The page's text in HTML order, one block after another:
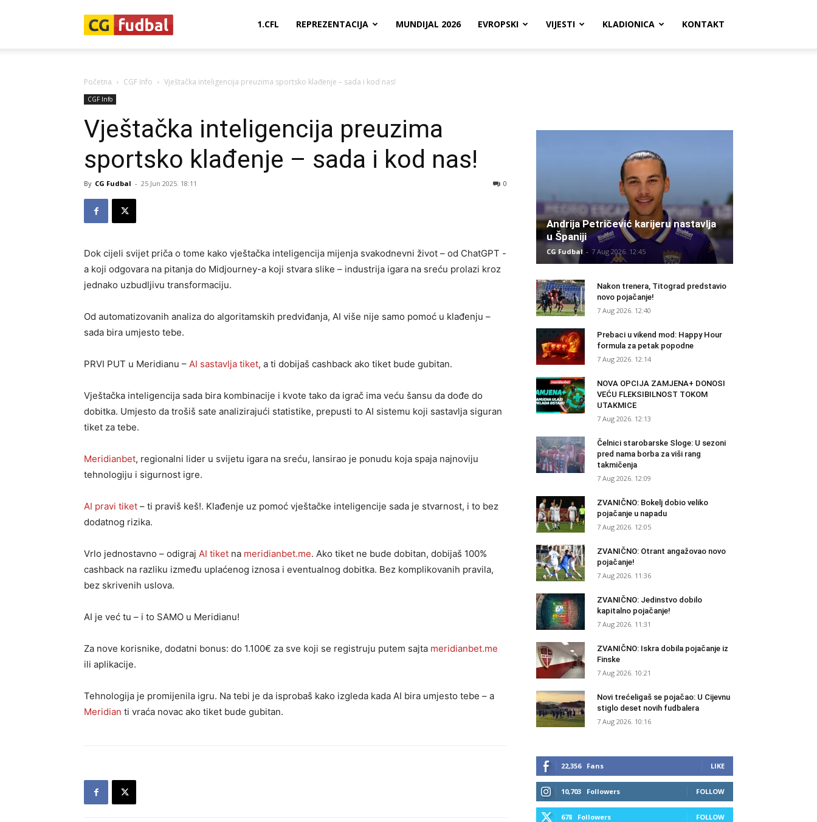
1.CFL REPREZENTACIJA MUNDIJAL 2026 EVROPSKI VIJESTI KLADIONICA KONTAKT
Početna CGF Info Vještačka inteligencija preuzima sportsko klađenje – sada i kod nas!
CGF Info
Vještačka inteligencija preuzima
sportsko klađenje – sada i kod nas!
By CG Fudbal - 25 Jun 2025. 18:11 0
Dok cijeli svijet priča o tome kako vještačka inteligencija mijenja svakodnevni život – od ChatGPT -
a koji odgovara na pitanja do Midjourney-a koji stvara slike – industrija igara na sreću prolazi kroz
jednako uzbudljivu transformaciju.
Od automatizovanih analiza do algoritamskih predviđanja, AI više nije samo pomoć u klađenju –
sada bira umjesto tebe.
PRVI PUT u Meridianu – AI sastavlja tiket, a ti dobijaš cashback ako tiket bude gubitan.
Vještačka inteligencija sada bira kombinacije i kvote tako da igrač ima veću šansu da dođe do
dobitka. Umjesto da trošiš sate analizirajući statistike, prepusti to AI sistemu koji sastavlja siguran
tiket za tebe.
Meridianbet, regionalni lider u svijetu igara na sreću, lansirao je ponudu koja spaja najnoviju
tehnologiju i sigurnost igre.
AI pravi tiket – ti praviš keš!. Klađenje uz pomoć vještačke inteligencije sada je stvarnost, i to bez
dodatnog rizika.
Vrlo jednostavno – odigraj AI tiket na meridianbet.me. Ako tiket ne bude dobitan, dobijaš 100%
cashback na razliku između uplaćenog iznosa i eventualnog dobitka. Bez komplikovanih pravila,
bez skrivenih uslova.
AI je već tu – i to SAMO u Meridianu!
Za nove korisnike, dodatni bonus: do 1.100€ za sve koji se registruju putem sajta meridianbet.me
ili aplikacije.
Tehnologija je promijenila igru. Na tebi je da isprobaš kako izgleda kada AI bira umjesto tebe – a
Meridian ti vraća novac ako tiket bude gubitan.
Andrija Petričević karijeru nastavlja
u Španiji
CG Fudbal - 7 Aug 2026. 12:45
Nakon trenera, Titograd predstavio
novo pojačanje!
7 Aug 2026. 12:40
Prebaci u vikend mod: Happy Hour
formula za petak popodne
7 Aug 2026. 12:14
NOVA OPCIJA ZAMJENA+ DONOSI
VEĆU FLEKSIBILNOST TOKOM
UTAKMICE
7 Aug 2026. 12:13
Čelnici starobarske Sloge: U sezoni
pred nama borba za viši rang
takmičenja
7 Aug 2026. 12:09
ZVANIČNO: Bokelj dobio veliko
pojačanje u napadu
7 Aug 2026. 12:05
ZVANIČNO: Otrant angažovao novo
pojačanje!
7 Aug 2026. 11:36
ZVANIČNO: Jedinstvo dobilo
kapitalno pojačanje!
7 Aug 2026. 11:31
ZVANIČNO: Iskra dobila pojačanje iz
Finske
7 Aug 2026. 10:21
Novi trećeligaš se pojačao: U Cijevnu
stiglo deset novih fudbalera
7 Aug 2026. 10:16
22,356 Fans LIKE
10,703 Followers FOLLOW
678 Followers FOLLOW